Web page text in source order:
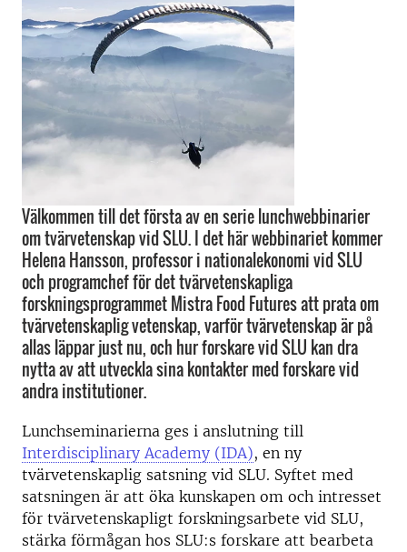
Välkommen till det första av en serie lunchwebbinarier
om tvärvetenskap vid SLU. I det här webbinariet kommer
Helena Hansson, professor i nationalekonomi vid SLU
och programchef för det tvärvetenskapliga
forskningsprogrammet Mistra Food Futures att prata om
tvärvetenskaplig vetenskap, varför tvärvetenskap är på
allas läppar just nu, och hur forskare vid SLU kan dra
nytta av att utveckla sina kontakter med forskare vid
andra institutioner.
Lunchseminarierna ges i anslutning till
Interdisciplinary Academy (IDA), en ny
tvärvetenskaplig satsning vid SLU. Syftet med
satsningen är att öka kunskapen om och intresset
för tvärvetenskapligt forskningsarbete vid SLU,
stärka förmågan hos SLU:s forskare att bearbeta